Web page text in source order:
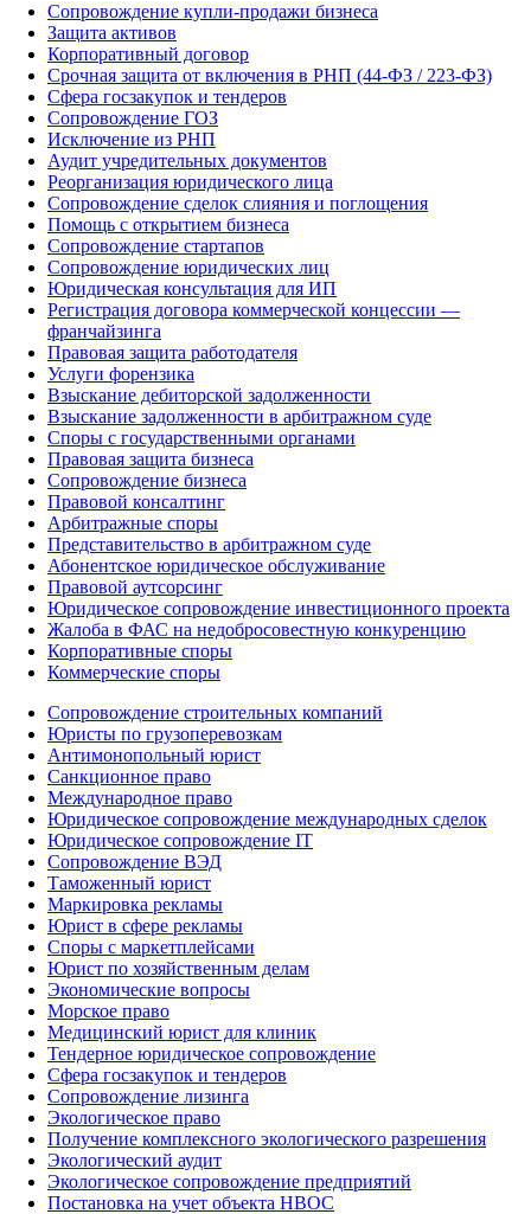
Сопровождение купли-продажи бизнеса
Защита активов
Корпоративный договор
Срочная защита от включения в РНП (44-ФЗ / 223-ФЗ)
Сфера госзакупок и тендеров
Сопровождение ГОЗ
Исключение из РНП
Аудит учредительных документов
Реорганизация юридического лица
Сопровождение сделок слияния и поглощения
Помощь с открытием бизнеса
Сопровождение стартапов
Сопровождение юридических лиц
Юридическая консультация для ИП
Регистрация договора коммерческой концессии —
франчайзинга
Правовая защита работодателя
Услуги форензика
Взыскание дебиторской задолженности
Взыскание задолженности в арбитражном суде
Споры с государственными органами
Правовая защита бизнеса
Сопровождение бизнеса
Правовой консалтинг
Арбитражные споры
Представительство в арбитражном суде
Абонентское юридическое обслуживание
Правовой аутсорсинг
Юридическое сопровождение инвестиционного проекта
Жалоба в ФАС на недобросовестную конкуренцию
Корпоративные споры
Коммерческие споры
Сопровождение строительных компаний
Юристы по грузоперевозкам
Антимонопольный юрист
Санкционное право
Международное право
Юридическое сопровождение международных сделок
Юридическое сопровождение IT
Сопровождение ВЭД
Таможенный юрист
Маркировка рекламы
Юрист в сфере рекламы
Споры с маркетплейсами
Юрист по хозяйственным делам
Экономические вопросы
Морское право
Медицинский юрист для клиник
Тендерное юридическое сопровождение
Сфера госзакупок и тендеров
Сопровождение лизинга
Экологическое право
Получение комплексного экологического разрешения
Экологический аудит
Экологическое сопровождение предприятий
Постановка на учет объекта НВОС